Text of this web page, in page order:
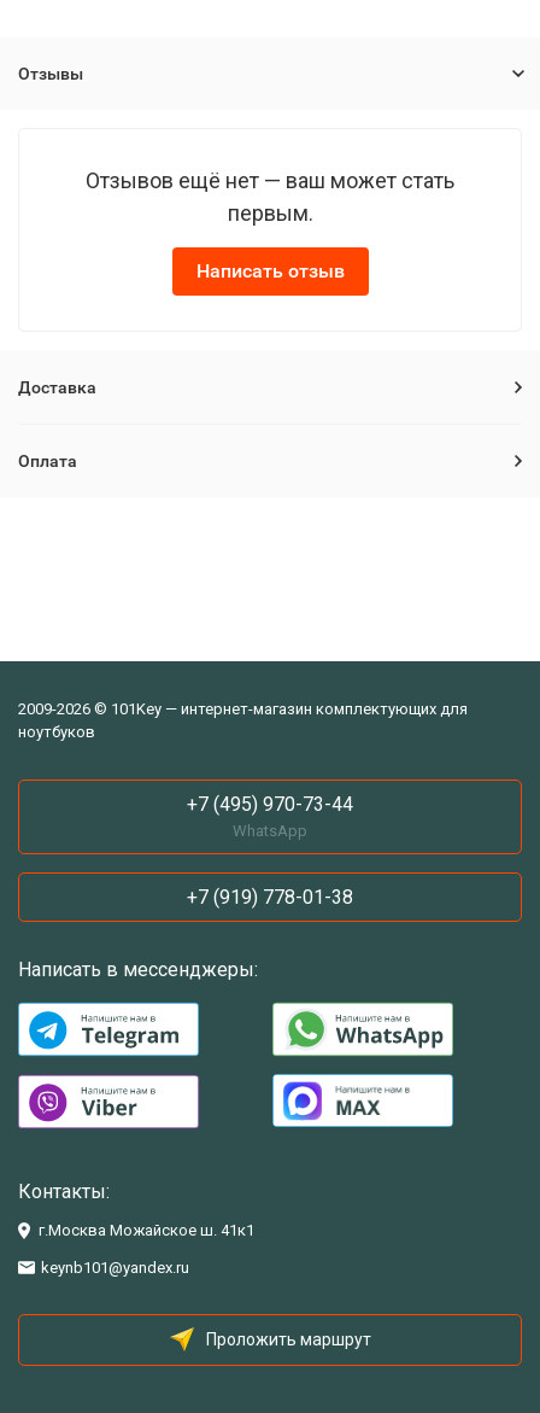
Отзывы
Отзывов ещё нет — ваш может стать
первым.
Написать отзыв
Доставка
Оплата
2009-2026 © 101Key — интернет-магазин комплектующих для
ноутбуков
+7 (495) 970-73-44
WhatsApp
+7 (919) 778-01-38
Написать в мессенджеры:
Контакты:
г.Москва Можайское ш. 41к1
keynb101@yandex.ru
Проложить маршрут